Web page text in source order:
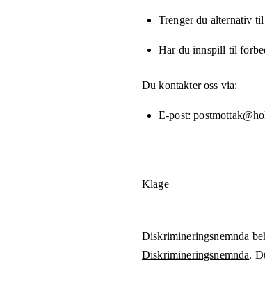
Trenger du alternativ
Har du innspill til
Du kontakter oss via:
E-post
Klage
Diskrimineringsnemnda
Diskrimineringsnemnda.